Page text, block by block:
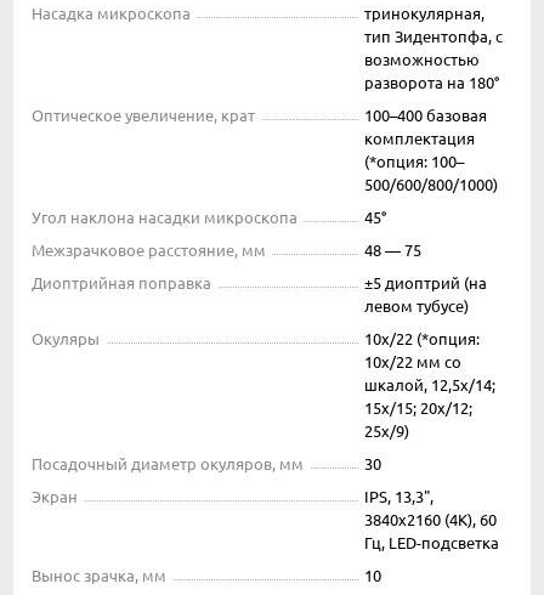
Насадка микроскопа
тринокулярная,
тип Зидентопфа, с
возможностью
разворота на 180°
Оптическое увеличение, крат
100–400 базовая
комплектация
(*опция: 100–
500/600/800/1000)
Угол наклона насадки микроскопа
45°
Межзрачковое расстояние, мм
48 — 75
Диоптрийная поправка
±5 диоптрий (на
левом тубусе)
Окуляры
10х/22 (*опция:
10x/22 мм со
шкалой, 12,5x/14;
15х/15; 20х/12;
25х/9)
Посадочный диаметр окуляров, мм
30
Экран
IPS, 13,3",
3840x2160 (4K), 60
Гц, LED-подсветка
Вынос зрачка, мм
10